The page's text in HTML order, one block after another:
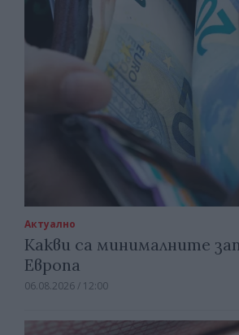
Актуално
Какви са минималните
Европа
06.08.2026 / 12:00